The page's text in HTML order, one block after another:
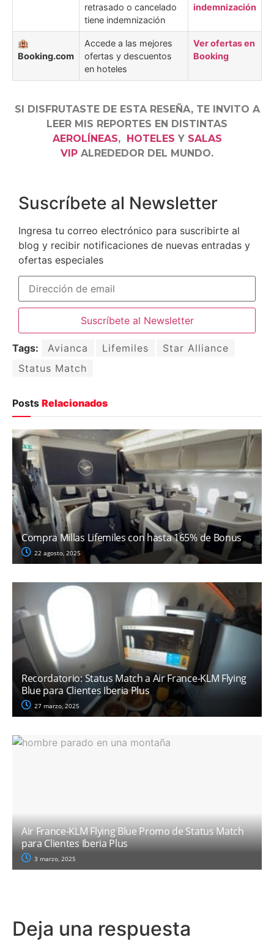
retrasado o cancelado
tiene indemnización
indemnización
🏨
Booking.com
Accede a las mejores
ofertas y descuentos
en hoteles
Ver ofertas en
Booking
SI DISFRUTASTE DE ESTA RESEÑA, TE INVITO A
LEER MIS REPORTES EN DISTINTAS
AEROLÍNEAS, HOTELES Y SALAS
VIP ALREDEDOR DEL MUNDO.
Suscríbete al Newsletter
Ingresa tu correo electrónico para suscribirte al
blog y recibir notificaciones de nuevas entradas y
ofertas especiales
Tags: Avianca Lifemiles
Star Alliance
Status Match
Posts Relacionados
Compra Millas Lifemiles con hasta 165% de Bonus
22 agosto, 2025
Recordatorio: Status Match a Air France-KLM Flying
Blue para Clientes Iberia Plus
27 marzo, 2025
Air France-KLM Flying Blue Promo de Status Match
para Clientes Iberia Plus
3 marzo, 2025
Deja una respuesta